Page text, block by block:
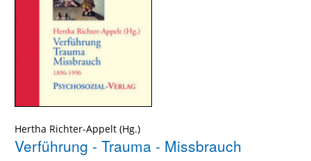
Hertha Richter-Appelt
Verführung - Trauma - Missbrauch